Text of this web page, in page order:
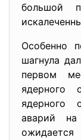
большой
Особенно
шагнула
первом
ядерного
ядерного
аварий на